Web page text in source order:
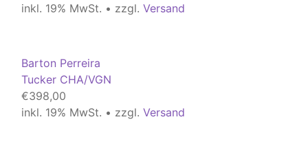
inkl. 19% MwSt. • zzgl. Versand
Barton Perreira
Tucker CHA/VGN
€398,00
inkl. 19% MwSt. • zzgl. Versand